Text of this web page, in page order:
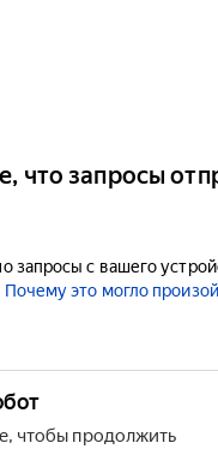
что запросы
запросы с вашего
Почему это могло
чтобы продолжить